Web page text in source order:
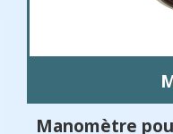
Manomètre